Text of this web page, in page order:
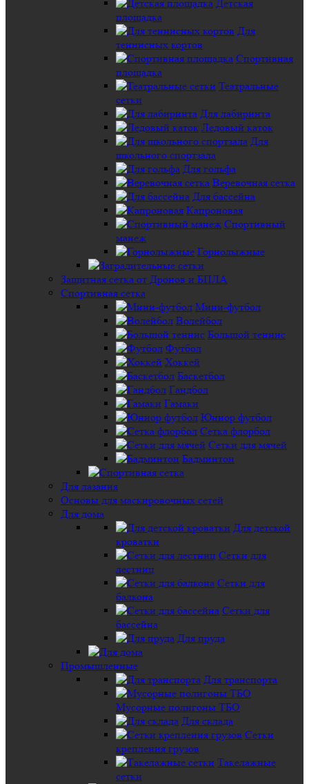
Детская
площадка
Для
теннисных кортов
Спортивная
площадка
Театральные
сетки
Для лабиринта
Ледовый каток
Для
школьного спортзала
Для гольфа
Веревочная сетка
Для бассейна
Капроновая
Спортивный
манеж
Горнолыжные
Защитная сетка от Дронов и БПЛА
Спортивная сетка
Мини-футбол
Волейбол
Большой теннис
Футбол
Хоккей
Баскетбол
Гандбол
Гамаки
Юниор футбол
Сетка флорбол
Сетки для мячей
Бадминтон
Для лазания
Основы для маскировочных сетей
Для дома
Для детской
кроватки
Сетки для
лестниц
Сетки для
балкона
Сетки для
бассейна
Для пруда
Промышленные
Для транспорта
Мусорные полигоны ТБО
Для склада
Сетки
крепления грузов
Такелажные
сетки